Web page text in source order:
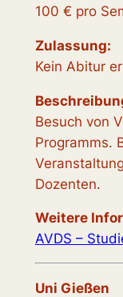
100 € pro
Zulassung:
Kein Abitur
Besuch von
Programms.
Dozenten.
Weitere
AVDS –
Uni Gießen